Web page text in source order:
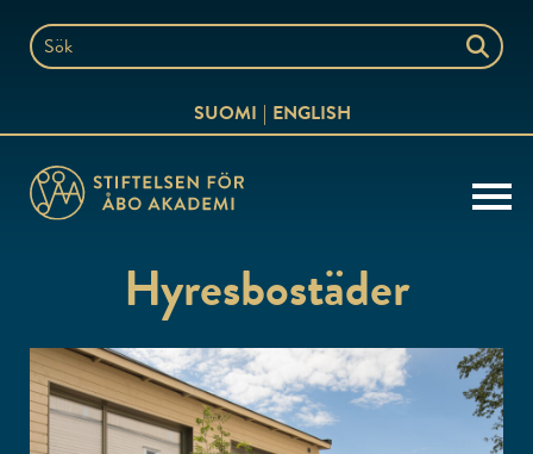
innehållet
Sök
SUOMI ENGLISH
Hyresbostäder